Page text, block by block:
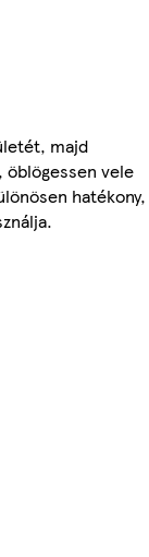
majd
öblögessen vele
hatékony,